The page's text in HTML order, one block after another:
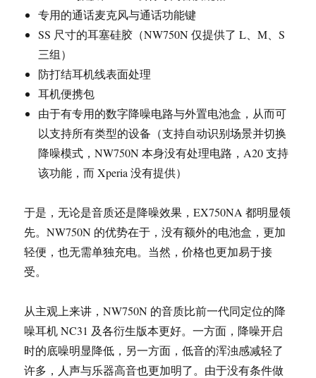
专用的通话麦克风与通话功能键
SS 尺寸的耳塞硅胶（NW750N 仅提供了 L、M、S
三组）
防打结耳机线表面处理
耳机便携包
由于有专用的数字降噪电路与外置电池盒，从而可
以支持所有类型的设备（支持自动识别场景并切换
降噪模式，NW750N 本身没有处理电路，A20 支持
该功能，而 Xperia 没有提供）
于是，无论是音质还是降噪效果，EX750NA 都明显领
先。NW750N 的优势在于，没有额外的电池盒，更加
轻便，也无需单独充电。当然，价格也更加易于接
受。
从主观上来讲，NW750N 的音质比前一代同定位的降
噪耳机 NC31 及各衍生版本更好。一方面，降噪开启
时的底噪明显降低，另一方面，低音的浑浊感减轻了
许多，人声与乐器高音也更加明了。由于没有条件做